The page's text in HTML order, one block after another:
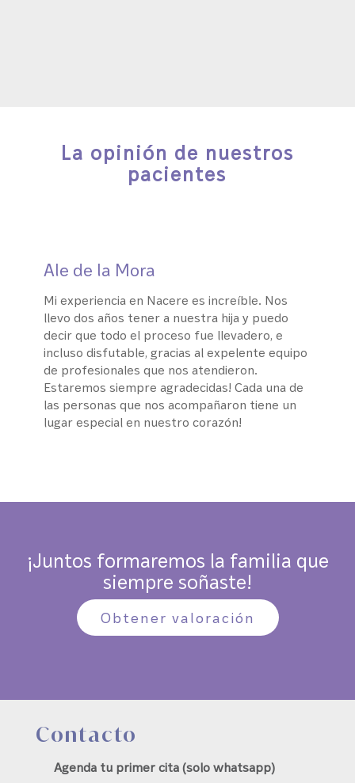
La opinión de nuestros
pacientes
Ale de la Mora
Mi experiencia en Nacere es increíble. Nos
llevo dos años tener a nuestra hija y puedo
decir que todo el proceso fue llevadero, e
incluso disfutable, gracias al expelente equipo
de profesionales que nos atendieron.
Estaremos siempre agradecidas! Cada una de
las personas que nos acompañaron tiene un
lugar especial en nuestro corazón!
¡Juntos formaremos la familia que
siempre soñaste!
Obtener valoración
Contacto
Agenda tu primer cita (solo whatsapp)